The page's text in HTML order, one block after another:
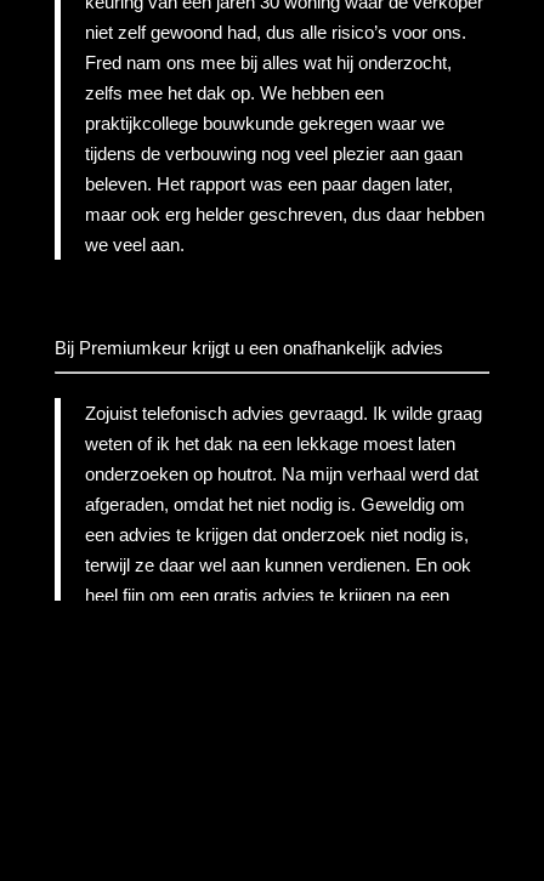
niet zelf gewoond had, dus alle risico’s voor ons.
Fred nam ons mee bij alles wat hij onderzocht,
zelfs mee het dak op. We hebben een
praktijkcollege bouwkunde gekregen waar we
tijdens de verbouwing nog veel plezier aan gaan
beleven. Het rapport was een paar dagen later,
maar ook erg helder geschreven, dus daar hebben
we veel aan.
Bij Premiumkeur krijgt u een onafhankelijk advies
Zojuist telefonisch advies gevraagd. Ik wilde graag
weten of ik het dak na een lekkage moest laten
onderzoeken op houtrot. Na mijn verhaal werd dat
afgeraden, omdat het niet nodig is. Geweldig om
een advies te krijgen dat onderzoek niet nodig is,
terwijl ze daar wel aan kunnen verdienen. En ook
heel fijn om een gratis advies te krijgen na een